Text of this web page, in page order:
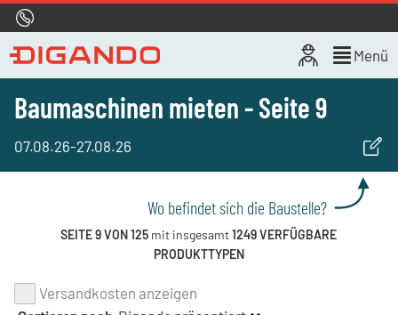
Menü
Baumaschinen mieten - Seite 9
07.08.26-27.08.26
Wo befindet sich die Baustelle?
SEITE 9 VON 125 mit insgesamt1249 VERFÜGBARE
PRODUKTTYPEN
Versandkosten anzeigen